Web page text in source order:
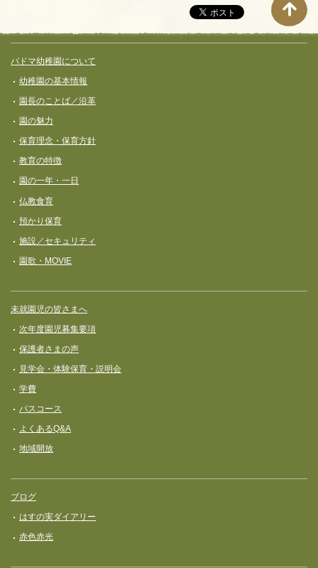
ゲ
ー
シ
ョ
ン
フッターコンテンツ
パドマ幼稚園について
幼稚園の基本情報
園長のことば／沿革
園の魅力
保育理念・保育⽅針
教育の特徴
園の一年・一日
仏教食育
預かり保育
施設／セキュリティ
園歌・MOVIE
未就園児の皆さまへ
次年度園児募集要項
保護者さまの声
見学会・体験保育・説明会
学費
バスコース
よくあるQ&A
地域開放
ブログ
はすの実ダイアリー
赤色赤光